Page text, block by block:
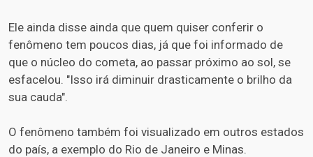
Ele ainda disse ainda que quem quiser conferir o
fenômeno tem poucos dias, já que foi informado de
que o núcleo do cometa, ao passar próximo ao sol, se
esfacelou. "Isso irá diminuir drasticamente o brilho da
sua cauda".
O fenômeno também foi visualizado em outros estados
do país, a exemplo do Rio de Janeiro e Minas.